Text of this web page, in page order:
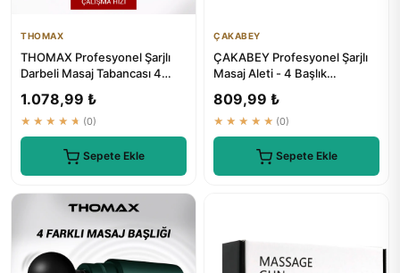
THOMAX
THOMAX Profesyonel Şarjlı
Darbeli Masaj Tabancası 4
1.078,99 ₺
★★★★★ (0)
Sepete Ekle
ÇAKABEY
ÇAKABEY Profesyonel Şarjlı
Masaj Aleti - 4 Başlık
809,99 ₺
★★★★★ (0)
Sepete Ekle